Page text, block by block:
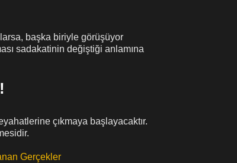
başka biriyle görüşüyor
sadakatinin değiştiği anlamına
çıkmaya başlayacaktır.
Gerçekler